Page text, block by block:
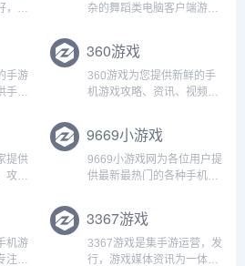
，好
来
杂的舞蹈类电脑客户端游
以上的用户.2 本游戏画面色
彩鲜明、配乐明快．没有设
置主体剧情。游戏中有需要
单人或多人进行的游戏模
手游
手机
玩
...
360游戏
360游戏为您提供新鲜的手
机游戏攻略、资讯、视频、
优质内容，更有海量游戏活
动、礼包福利你来拿！...
提供
攻
络
的
9669小游戏
9669小游戏网为各位用户提
供最新最热门的各种手机游
色资源，极速下载通道，旨
在提供一个优质下载资源网
站。...
机游
注于
3367游戏
3367游戏是集手游运营，发
行，游戏媒体资讯为一体的